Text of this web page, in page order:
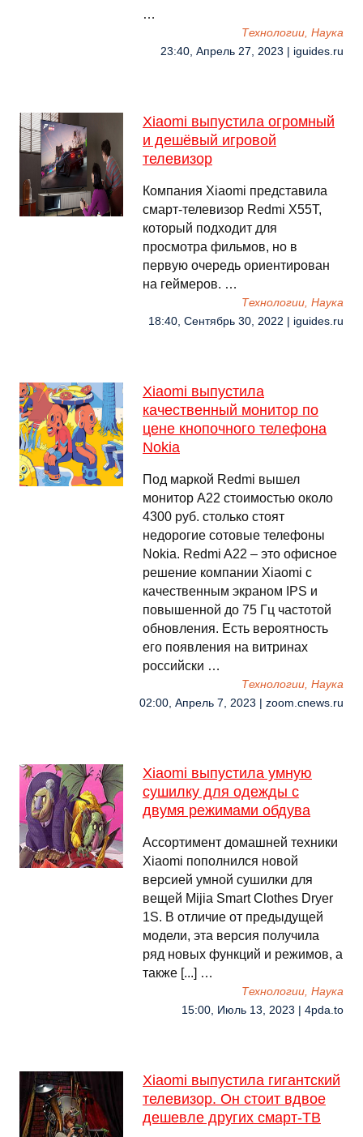
…
Технологии, Наука
23:40, Апрель 27, 2023 | iguides.ru
Xiaomi выпустила огромный
и дешёвый игровой
телевизор
Компания Xiaomi представила
смарт-телевизор Redmi X55T,
который подходит для
просмотра фильмов, но в
первую очередь ориентирован
на геймеров. …
Технологии, Наука
18:40, Сентябрь 30, 2022 | iguides.ru
Xiaomi выпустила
качественный монитор по
цене кнопочного телефона
Nokia
Под маркой Redmi вышел
монитор А22 стоимостью около
4300 руб. столько стоят
недорогие сотовые телефоны
Nokia. Redmi A22 – это офисное
решение компании Xiaomi с
качественным экраном IPS и
повышенной до 75 Гц частотой
обновления. Есть вероятность
его появления на витринах
российски …
Технологии, Наука
02:00, Апрель 7, 2023 | zoom.cnews.ru
Xiaomi выпустила умную
сушилку для одежды с
двумя режимами обдува
Ассортимент домашней техники
Xiaomi пополнился новой
версией умной сушилки для
вещей Mijia Smart Clothes Dryer
1S. В отличие от предыдущей
модели, эта версия получила
ряд новых функций и режимов, а
также [...] …
Технологии, Наука
15:00, Июль 13, 2023 | 4pda.to
Xiaomi выпустила гигантский
телевизор. Он стоит вдвое
дешевле других смарт-ТВ